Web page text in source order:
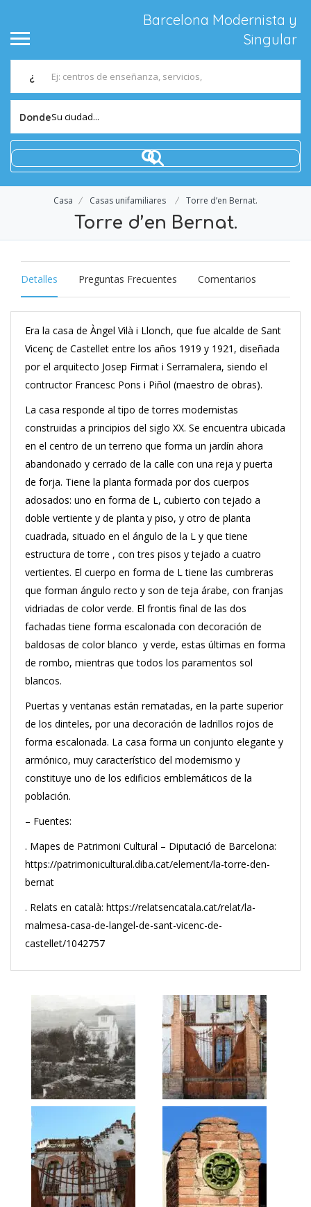
Barcelona Modernista y
Singular
¿
DondeSu ciudad...
Casa Casas unifamiliares Torre d’en Bernat.
Torre d’en Bernat.
Detalles Preguntas Frecuentes Comentarios
Era la casa de Àngel Vilà i Llonch, que fue alcalde de Sant
Vicenç de Castellet entre los años 1919 y 1921, diseñada
por el arquitecto Josep Firmat i Serramalera, siendo el
contructor Francesc Pons i Piñol (maestro de obras).
La casa responde al tipo de torres modernistas
construidas a principios del siglo XX. Se encuentra ubicada
en el centro de un terreno que forma un jardín ahora
abandonado y cerrado de la calle con una reja y puerta
de forja. Tiene la planta formada por dos cuerpos
adosados: uno en forma de L, cubierto con tejado a
doble vertiente y de planta y piso, y otro de planta
cuadrada, situado en el ángulo de la L y que tiene
estructura de torre , con tres pisos y tejado a cuatro
vertientes. El cuerpo en forma de L tiene las cumbreras
que forman ángulo recto y son de teja árabe, con franjas
vidriadas de color verde. El frontis final de las dos
fachadas tiene forma escalonada con decoración de
baldosas de color blanco y verde, estas últimas en forma
de rombo, mientras que todos los paramentos sol
blancos.
Puertas y ventanas están rematadas, en la parte superior
de los dinteles, por una decoración de ladrillos rojos de
forma escalonada. La casa forma un conjunto elegante y
armónico, muy característico del modernismo y
constituye uno de los edificios emblemáticos de la
población.
– Fuentes:
. Mapes de Patrimoni Cultural – Diputació de Barcelona:
https://patrimonicultural.diba.cat/element/la-torre-den-
bernat
. Relats en català: https://relatsencatala.cat/relat/la-
malmesa-casa-de-langel-de-sant-vicenc-de-
castellet/1042757